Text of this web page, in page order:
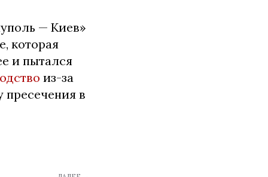
— Киев»
которая
и пытался
из-за
в